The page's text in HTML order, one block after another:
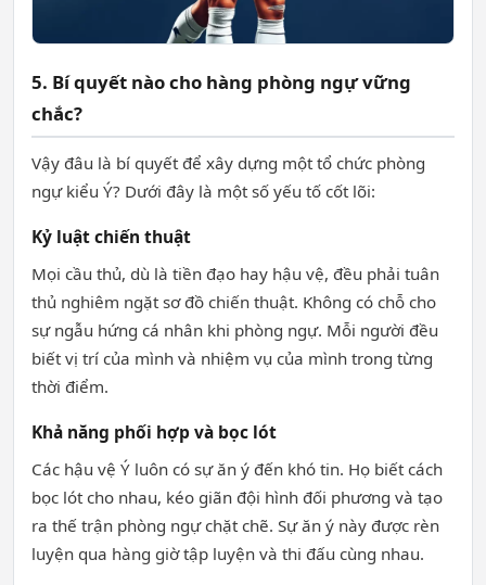
5. Bí quyết nào cho hàng phòng ngự vững
chắc?
Vậy đâu là bí quyết để xây dựng một tổ chức phòng
ngự kiểu Ý? Dưới đây là một số yếu tố cốt lõi:
Kỷ luật chiến thuật
Mọi cầu thủ, dù là tiền đạo hay hậu vệ, đều phải tuân
thủ nghiêm ngặt sơ đồ chiến thuật. Không có chỗ cho
sự ngẫu hứng cá nhân khi phòng ngự. Mỗi người đều
biết vị trí của mình và nhiệm vụ của mình trong từng
thời điểm.
Khả năng phối hợp và bọc lót
Các hậu vệ Ý luôn có sự ăn ý đến khó tin. Họ biết cách
bọc lót cho nhau, kéo giãn đội hình đối phương và tạo
ra thế trận phòng ngự chặt chẽ. Sự ăn ý này được rèn
luyện qua hàng giờ tập luyện và thi đấu cùng nhau.